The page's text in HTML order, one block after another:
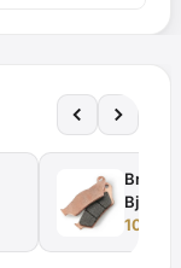
Bj.
10,90